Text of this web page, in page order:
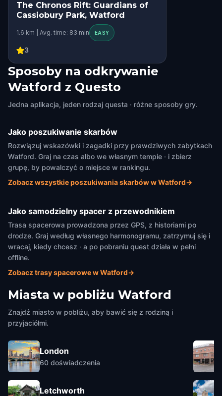
STEP INTO THE STORY
The Chronos Rift: Guardians of
Cassiobury Park, Watford
1.6 km | Avg. time: 83 min EASY
3
Sposoby na odkrywanie
Watford z Questo
Jedna aplikacja, jeden rodzaj questa · różne sposoby gry.
Jako poszukiwanie skarbów
Rozwiązuj wskazówki i zagadki przy prawdziwych zabytkach
Watford. Graj na czas albo we własnym tempie · i zbierz
grupę, by powalczyć o miejsce w rankingu.
Zobacz wszystkie poszukiwania skarbów w Watford→
Jako samodzielny spacer z przewodnikiem
Trasa spacerowa prowadzona przez GPS, z historiami po
drodze. Graj według własnego harmonogramu, zatrzymuj się i
wracaj, kiedy chcesz · a po pobraniu quest działa w pełni
offline.
Zobacz trasy spacerowe w Watford→
Miasta w pobliżu Watford
Znajdź miasto w pobliżu, aby bawić się z rodziną i
przyjaciółmi.
London
60 doświadczenia
Letchworth